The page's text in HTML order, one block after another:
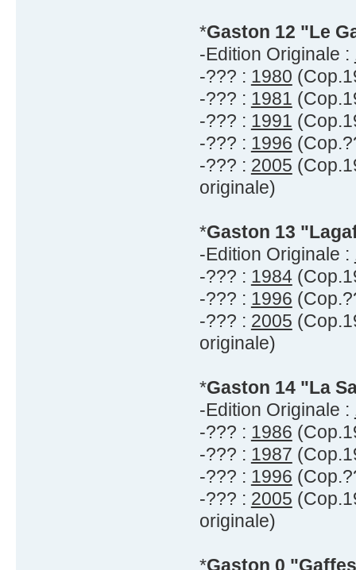
*Gaston 12 "Le
-Edition Originale :
-??? : 1980
-??? : 1981
-??? : 1991
-??? : 1996
-??? : 2005
originale)
*Gaston 13
-Edition Originale :
-??? : 1984
-??? : 1996
-??? : 2005
originale)
*Gaston 14 "La
-Edition Originale :
-??? : 1986
-??? : 1987
-??? : 1996
-??? : 2005
originale)
*Gaston 0